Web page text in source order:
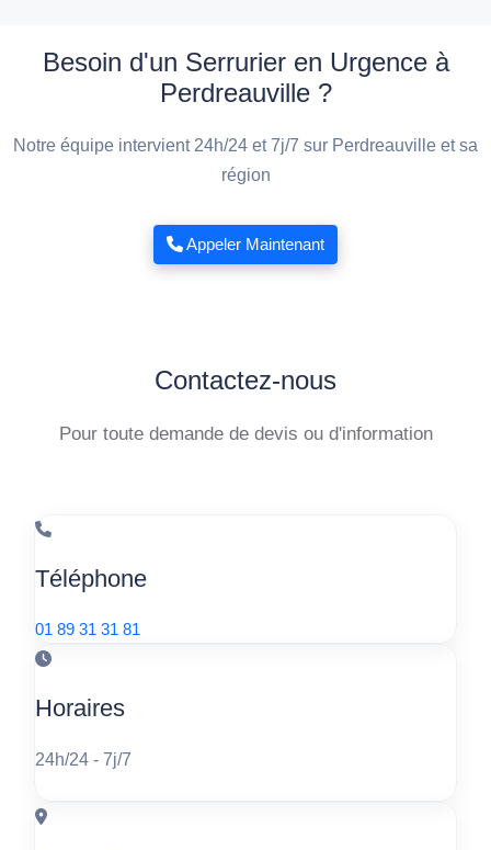
Besoin d'un Serrurier en Urgence à
Perdreauville ?
Notre équipe intervient 24h/24 et 7j/7 sur Perdreauville et sa
région
Appeler Maintenant
Contactez-nous
Pour toute demande de devis ou d'information
Téléphone
01 89 31 31 81
Horaires
24h/24 - 7j/7